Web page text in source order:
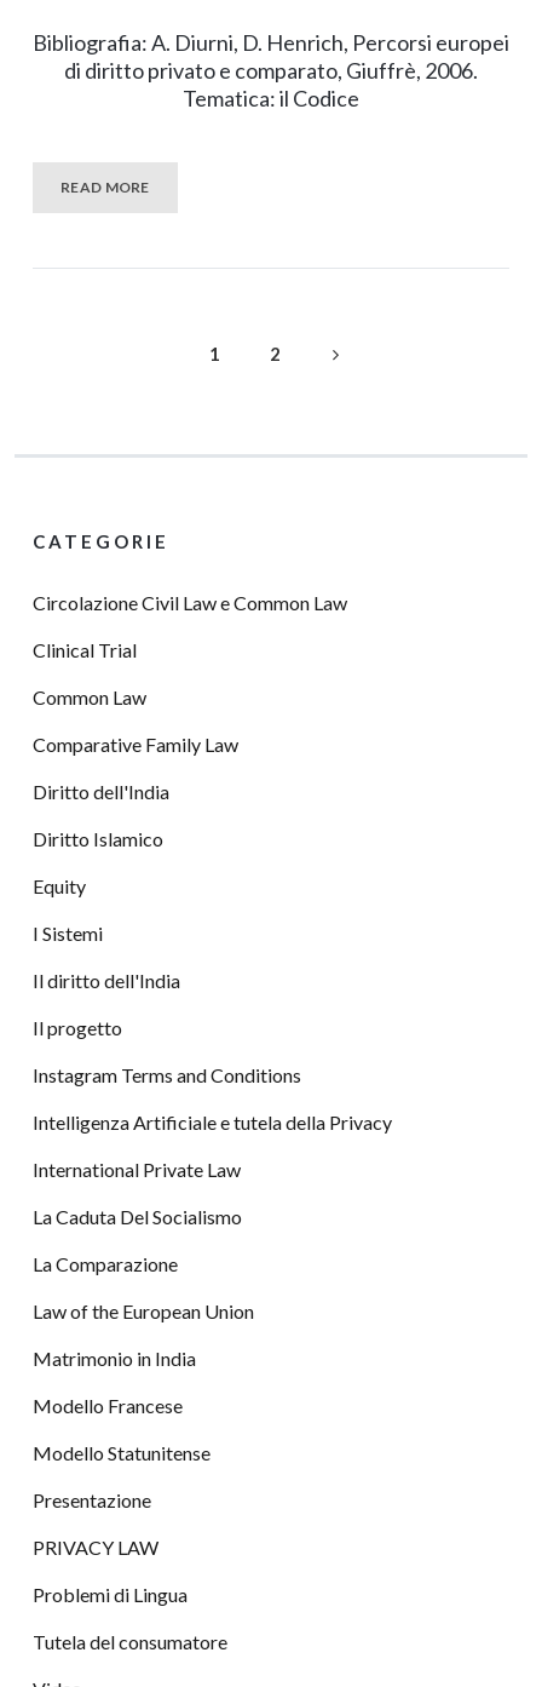
Bibliografia: A. Diurni, D. Henrich, Percorsi europei
di diritto privato e comparato, Giuffrè, 2006.
Tematica: il Codice
READ MORE
1 2
CATEGORIE
Circolazione Civil Law e Common Law
Clinical Trial
Common Law
Comparative Family Law
Diritto dell'India
Diritto Islamico
Equity
I Sistemi
Il diritto dell'India
Il progetto
Instagram Terms and Conditions
Intelligenza Artificiale e tutela della Privacy
International Private Law
La Caduta Del Socialismo
La Comparazione
Law of the European Union
Matrimonio in India
Modello Francese
Modello Statunitense
Presentazione
PRIVACY LAW
Problemi di Lingua
Tutela del consumatore